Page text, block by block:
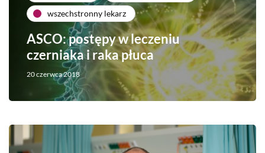
wszechstronny lekarz
ASCO: postępy w leczeniu
czerniaka i raka płuca
20 czerwca 2018